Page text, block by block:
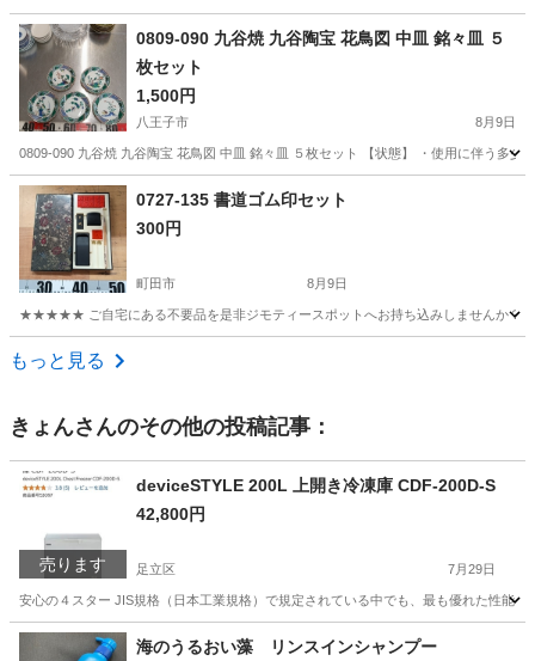
東京 北区 洗濯用品
0809-090 九谷焼 九谷陶宝 花鳥図 中皿 銘々皿 ５
枚セット
1,500円
八王子市 8月9日
0809-090 九谷焼 九谷陶宝 花鳥図 中皿 銘々皿 ５枚セット 【状態】 ・使用に伴う多
東京 八王子市 九谷
0727-135 書道ゴム印セット
300円
町田市 8月9日
★★★★★ ご自宅にある不要品を是非ジモティースポットへお持ち込みしませんか？
東京 町田市
もっと見る
きょんさんのその他の投稿記事：
売ります
deviceSTYLE 200L 上開き冷凍庫 CDF-200D-S
42,800円
足立区 7月29日
安心の４スター JIS規格（日本工業規格）で規定されている中でも、最も優れた性能
東京 足立区 キッチン家電
海のうるおい藻 リンスインシャンプー